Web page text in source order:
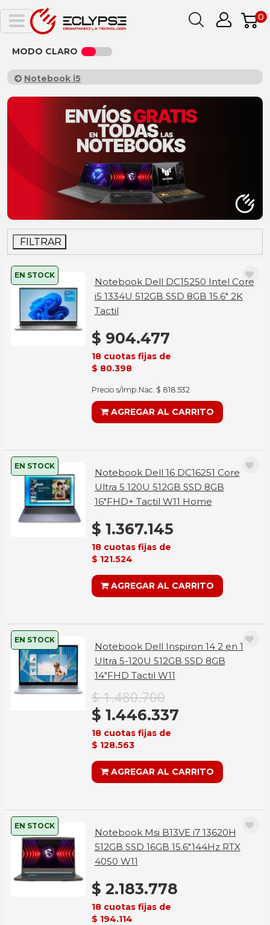
0
MODO CLARO
Notebook i5
FILTRAR
Notebook Dell DC15250 Intel Core
i5 1334U 512GB SSD 8GB 15.6" 2K
Tactil
$ 904.477
18 cuotas fijas de
$ 80.398
Precio s/Imp.Nac. $ 818.532
AGREGAR AL CARRITO
EN STOCK
Notebook Dell 16 DC16251 Core
Ultra 5 120U 512GB SSD 8GB
16"FHD+ Tactil W11 Home
$ 1.367.145
18 cuotas fijas de
$ 121.524
AGREGAR AL CARRITO
EN STOCK
Notebook Dell Inspiron 14 2 en 1
Ultra 5-120U 512GB SSD 8GB
14"FHD Tactil W11
$ 1.480.700
$ 1.446.337
18 cuotas fijas de
$ 128.563
AGREGAR AL CARRITO
EN STOCK
Notebook Msi B13VE i7 13620H
512GB SSD 16GB 15.6"144Hz RTX
4050 W11
$ 2.183.778
18 cuotas fijas de
$ 194.114
EN STOCK